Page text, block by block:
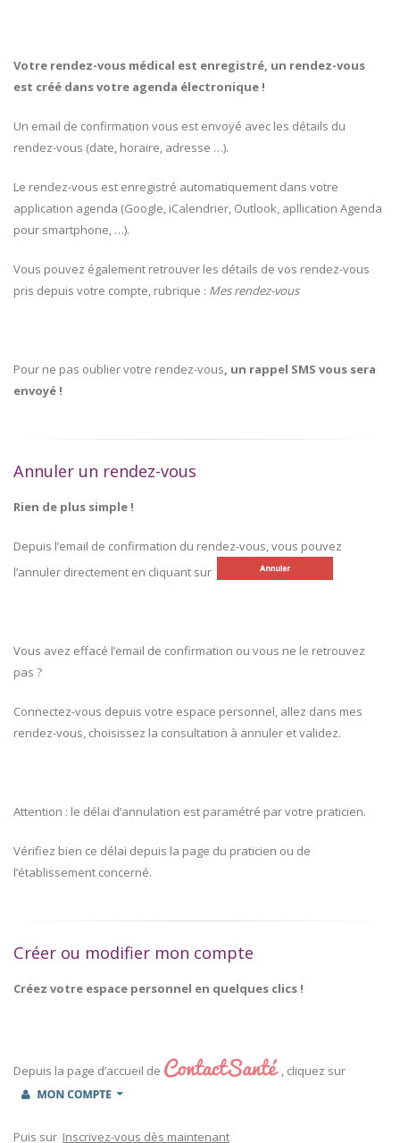
Votre rendez-vous médical est enregistré, un rendez-vous
est créé dans votre agenda électronique !
Un email de confirmation vous est envoyé avec les détails du
rendez-vous (date, horaire, adresse …).
Le rendez-vous est enregistré automatiquement dans votre
application agenda (Google, iCalendrier, Outlook, apllication Agenda
pour smartphone, …).
Vous pouvez également retrouver les détails de vos rendez-vous
pris depuis votre compte, rubrique : Mes rendez-vous
Pour ne pas oublier votre rendez-vous, un rappel SMS vous sera
envoyé !
Annuler un rendez-vous
Rien de plus simple !
Depuis l’email de confirmation du rendez-vous, vous pouvez
l’annuler directement en cliquant sur
Vous avez effacé l’email de confirmation ou vous ne le retrouvez
pas ?
Connectez-vous depuis votre espace personnel, allez dans mes
rendez-vous, choisissez la consultation à annuler et validez.
Attention : le délai d’annulation est paramétré par votre praticien.
Vérifiez bien ce délai depuis la page du praticien ou de
l’établissement concerné.
Créer ou modifier mon compte
Créez votre espace personnel en quelques clics !
Depuis la page d’accueil de , cliquez sur
Puis sur Inscrivez-vous dès maintenant